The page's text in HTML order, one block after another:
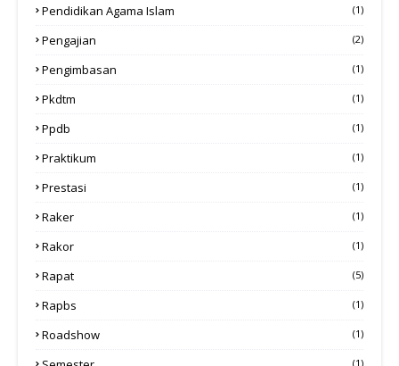
Pendidikan Agama Islam (1)
Pengajian (2)
Pengimbasan (1)
Pkdtm (1)
Ppdb (1)
Praktikum (1)
Prestasi (1)
Raker (1)
Rakor (1)
Rapat (5)
Rapbs (1)
Roadshow (1)
(1)